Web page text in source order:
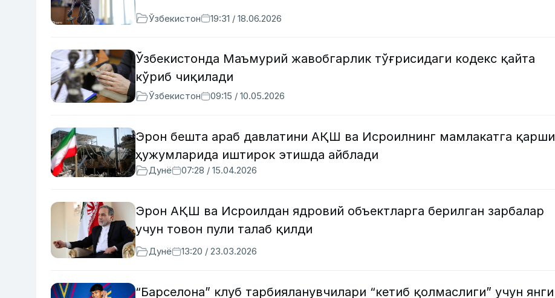
Ўзбекистон 19:31 / 18.06.2026
Ўзбекистонда Маъмурий жавобгарлик тўғрисидаги кодекс қайта
кўриб чиқилади
Ўзбекистон 09:15 / 10.05.2026
Эрон бешта араб давлатини АҚШ ва Исроилнинг мамлакатга қарши
ҳужумларида иштирок этишда айблади
Дунё 07:28 / 15.04.2026
Эрон АҚШ ва Исроилдан ядровий объектларга берилган зарбалар
учун товон пули талаб қилди
Дунё 13:20 / 23.03.2026
“Барселона” клуб тарбияланувчилари “кетиб қолмаслиги” учун янги